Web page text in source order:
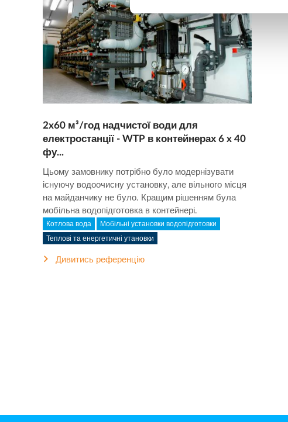
2x60 м³/год надчистої води для
електростанції - WTP в контейнерах 6 x 40
фу...
Цьому замовнику потрібно було модернізувати
існуючу водоочисну установку, але вільного місця
на майданчику не було. Кращим рішенням була
мобільна водопідготовка в контейнері.
Котлова вода Мобільні установки водопідготовки
Теплові та енергетичні утановки
Дивитись референцію